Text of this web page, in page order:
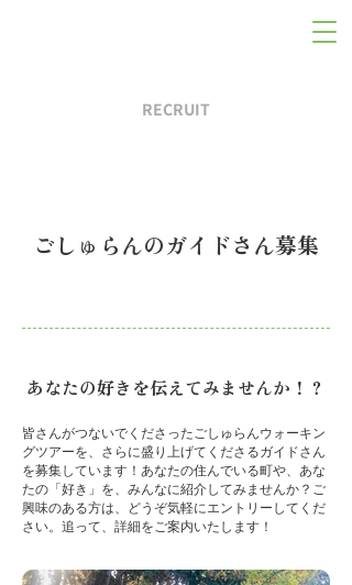
RECRUIT
ごしゅらんのガイドさん募集
あなたの好きを伝えてみませんか！？
皆さんがつないでくださったごしゅらんウォーキン
グツアーを、さらに盛り上げてくださるガイドさん
を募集しています！ あなたの住んでいる町や、あな
たの「好き」を、みんなに紹介してみませんか？ ご
興味のある方は、どうぞ気軽にエントリーしてくだ
さい。追って、詳細をご案内いたします！